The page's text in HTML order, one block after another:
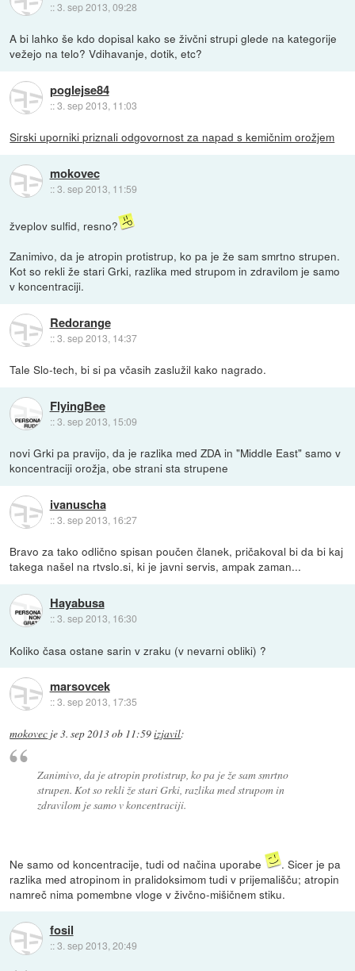
::3. sep 2013, 09:28
A bi lahko še kdo dopisal kako se živčni strupi glede na kategorije
vežejo na telo? Vdihavanje, dotik, etc?
poglejse84
::3. sep 2013, 11:03
Sirski uporniki priznali odgovornost za napad s kemičnim orožjem
mokovec
::3. sep 2013, 11:59
žveplov sulfid, resno?
Zanimivo, da je atropin protistrup, ko pa je že sam smrtno strupen.
Kot so rekli že stari Grki, razlika med strupom in zdravilom je samo
v koncentraciji.
Redorange
::3. sep 2013, 14:37
Tale Slo-tech, bi si pa včasih zaslužil kako nagrado.
FlyingBee
::3. sep 2013, 15:09
novi Grki pa pravijo, da je razlika med ZDA in "Middle East" samo v
koncentraciji orožja, obe strani sta strupene
ivanuscha
::3. sep 2013, 16:27
Bravo za tako odlično spisan poučen članek, pričakoval bi da bi kaj
takega našel na rtvslo.si, ki je javni servis, ampak zaman...
Hayabusa
::3. sep 2013, 16:30
Koliko časa ostane sarin v zraku (v nevarni obliki) ?
marsovcek
::3. sep 2013, 17:35
mokovec je3. sep 2013 ob 11:59izjavil:
Zanimivo, da je atropin protistrup, ko pa je že sam smrtno
strupen. Kot so rekli že stari Grki, razlika med strupom in
zdravilom je samo v koncentraciji.
Ne samo od koncentracije, tudi od načina uporabe
. Sicer je pa
razlika med atropinom in pralidoksimom tudi v prijemališču; atropin
namreč nima pomembne vloge v živčno-mišičnem stiku.
fosil
::3. sep 2013, 20:49